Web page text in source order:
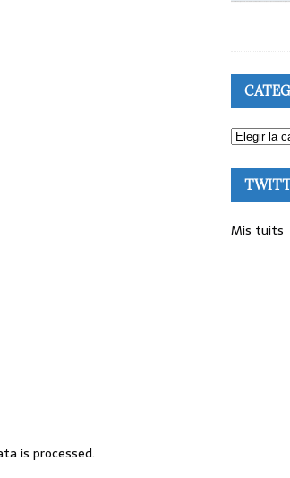
is processed.
Mis tuits